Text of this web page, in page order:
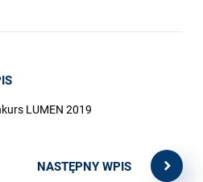
LUMEN 2019
NASTĘPNY WPIS